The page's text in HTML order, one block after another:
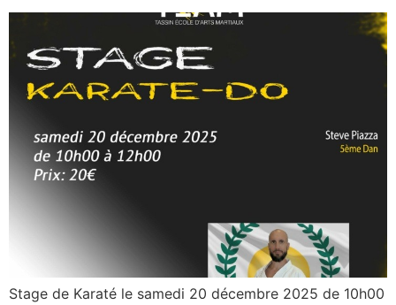
Stage de Karaté le samedi 20 décembre 2025 de 10h00